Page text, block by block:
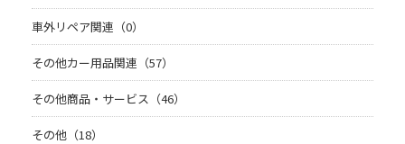
車外リペア関連（0）
その他カー用品関連（57）
その他商品・サービス（46）
その他（18）